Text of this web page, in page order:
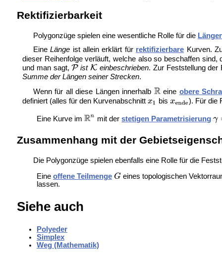
Rektifizierbarkeit
Polygonzüge spielen eine wesentliche Rolle für die
EineLänge ist allein erklärt für rektifizierbare Kurven.
dieser Reihenfolge verläuft, welche also so beschaffen
und man sagt,
ist einbeschrieben. Zur Feststellung
Summe der Längen seiner Strecken.
Wenn für all diese Längen innerhalb
eine obere
definiert (alles für den Kurvenabschnitt
bis ). Für die
Eine Kurve im mit derstetigen Parametrisierung
Zusammenhang mit der
Die Polygonzüge spielen ebenfalls eine Rolle für die
Eine offene Teilmenge
eines topologischen
lassen.
Siehe auch
Polyeder
Simplex
Weg (Mathematik)